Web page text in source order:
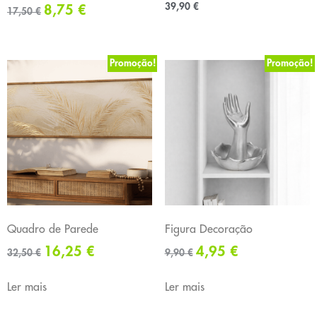
17,50€ 8,75 € 39,90 €
Promoção!
Quadro de Parede
32,50€ 16,25 €
Ler mais
Promoção!
Figura Decoração
9,90€ 4,95 €
Ler mais